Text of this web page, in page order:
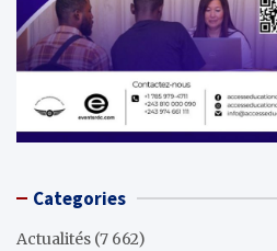
Categories
Actualités (7 662)